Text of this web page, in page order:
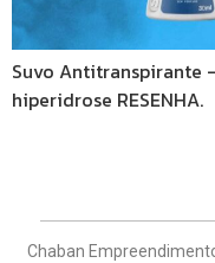
Suvo Antitranspirante
hiperidrose RESENHA.
Chaban